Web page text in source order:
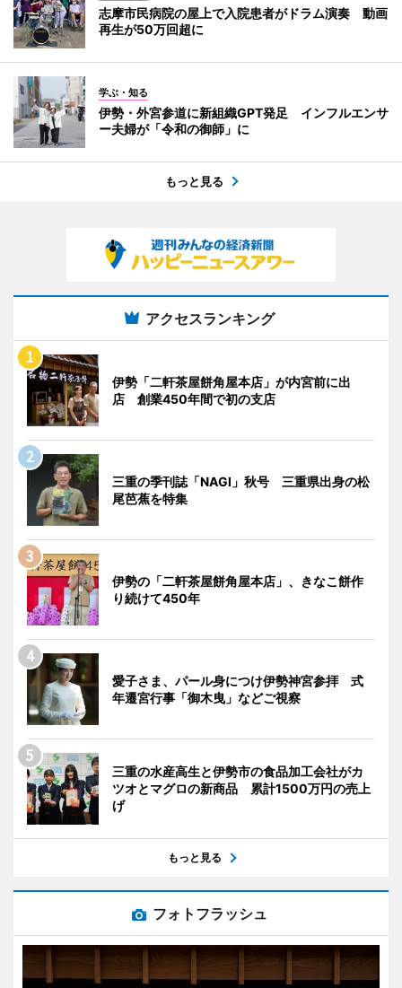
志摩市民病院の屋上で入院患者がドラム演奏 動画
再生が50万回超に
学ぶ・知る
伊勢・外宮参道に新組織GPT発足 インフルエンサ
ー夫婦が「令和の御師」に
もっと見る
アクセスランキング
伊勢「二軒茶屋餅角屋本店」が内宮前に出
店 創業450年間で初の支店
三重の季刊誌「NAGI」秋号 三重県出身の松
尾芭蕉を特集
伊勢の「二軒茶屋餅角屋本店」、きなこ餅作
り続けて450年
愛子さま、パール身につけ伊勢神宮参拝 式
年遷宮行事「御木曳」などご視察
三重の水産高生と伊勢市の食品加工会社がカ
ツオとマグロの新商品 累計1500万円の売上
げ
もっと見る
フォトフラッシュ